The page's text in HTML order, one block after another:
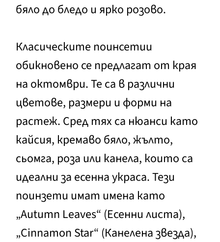
бяло до бледо и ярко розово.
Класическите поинсетии
обикновено се предлагат от края
на октомври. Те са в различни
цветове, размери и форми на
растеж. Сред тях са нюанси като
кайсия, кремаво бяло, жълто,
сьомга, роза или канела, които са
идеални за есенна украса. Тези
поинзети имат имена като
„Autumn Leaves“ (Есенни листа),
„Cinnamon Star“ (Канелена звезда),